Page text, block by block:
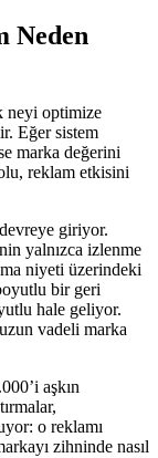
Neden
neyi optimize
Eğer sistem
marka değerini
reklam etkisini
giriyor.
yalnızca izlenme
niyeti üzerindeki
bir geri
hale geliyor.
vadeli marka
aşkın
o reklamı
zihninde nasıl